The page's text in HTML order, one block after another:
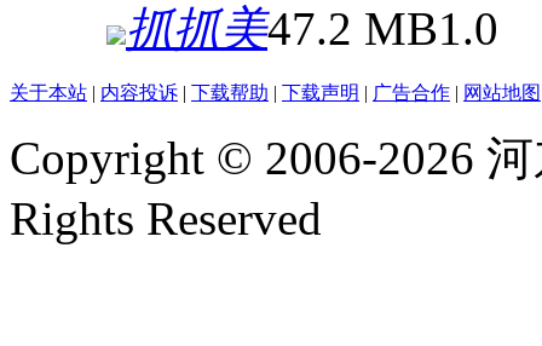
抓抓美47.2 MB1.0
关于本站 | 内容投诉 | 下载帮助 | 下载声明 | 广告合作 | 网站地图
Copyright © 2006-2026 河
Rights Reserved